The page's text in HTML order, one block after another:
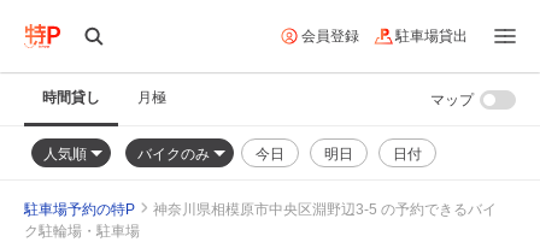
会員登録 駐車場貸出
時間貸し 月極
人気順 バイクのみ 今日 明日 日付
マップ
駐車場予約の特P
神奈川県相模原市中央区淵野辺3-5 の予約できるバイ
ク駐輪場・駐車場